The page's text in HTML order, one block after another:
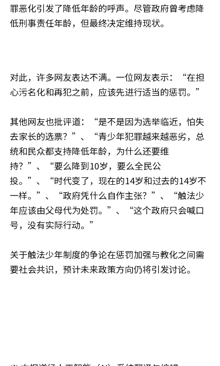
罪恶化引发了降低年龄的呼声。尽管政府曾考虑降
低刑事责任年龄，但最终决定维持现状。
对此，许多网友表达不满。一位网友表示：“在担
心污名化和再犯之前，应该先进行适当的惩罚。”
其他网友也批评道：“是不是因为选举临近，怕失
去家长的选票？”、“青少年犯罪越来越恶劣，总
统和民众都支持降低年龄，为什么还要维
持？”、“要么降到10岁，要么全民公
投。”、“时代变了，现在的14岁和过去的14岁不
一样。”、“政府凭什么自作主张？”、“触法少
年应该由父母代为处罚。”、“这个政府只会喊口
号，没有实际行动。”
关于触法少年制度的争论在惩罚加强与教化之间需
要社会共识，预计未来政策方向仍将引发讨论。